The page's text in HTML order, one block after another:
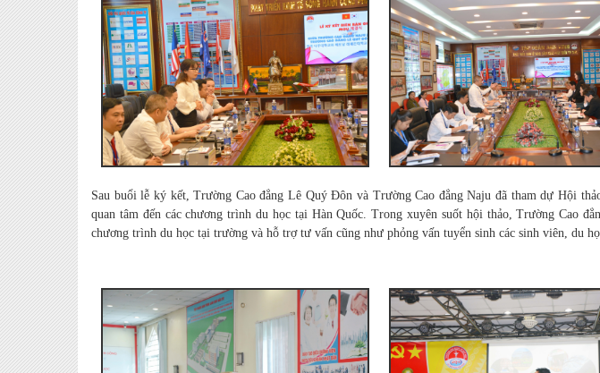
Sau buổi lễ ký kết, Trường Cao đẳng Lê Quý Đôn và Trường Cao đẳng Naju đã tham dự Hội
quan tâm đến các chương trình du học tại Hàn Quốc. Trong xuyên suốt hội thảo, Trường Cao
chương trình du học tại trường và hỗ trợ tư vấn cũng như phỏng vấn tuyển sinh các sinh viên, du